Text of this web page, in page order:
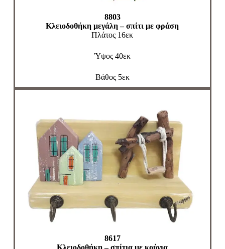
8803
Κλειοδοθήκη μεγάλη – σπίτι με φράση
Πλάτος 16εκ
Ύψος 40εκ
Βάθος 5εκ
8617
Κλειοδοθήκη – σπίτια με κούνια